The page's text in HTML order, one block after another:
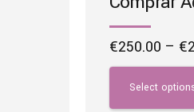
€250.00 – €
Select
This
product
has